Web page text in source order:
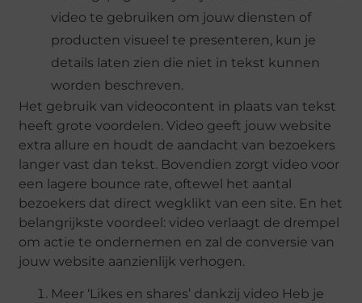
video te gebruiken om jouw diensten of
producten visueel te presenteren, kun je
details laten zien die niet in tekst kunnen
worden beschreven.
Het gebruik van videocontent in plaats van tekst
heeft grote voordelen. Video geeft jouw website
extra allure en houdt de aandacht van bezoekers
langer vast dan tekst. Bovendien zorgt video voor
een lagere bounce rate, oftewel het aantal
bezoekers dat direct wegklikt van een site. En het
belangrijkste voordeel: video verlaagt de drempel
om actie te ondernemen en zal de conversie van
jouw website aanzienlijk verhogen.
Meer ‘Likes en shares’ dankzij video Heb je